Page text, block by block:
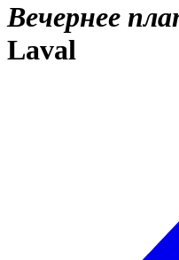
Вечернее
Laval